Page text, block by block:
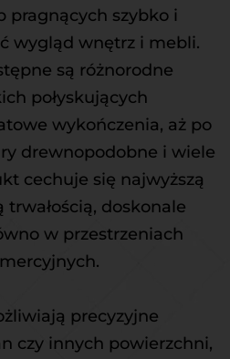
pragnących szybko i
wygląd wnętrz i mebli.
są różnorodne
połyskujących
wykończenia, aż po
drewnopodobne i wiele
cechuje się najwyższą
doskonale
w przestrzeniach
precyzyjne
czy innych powierzchni,